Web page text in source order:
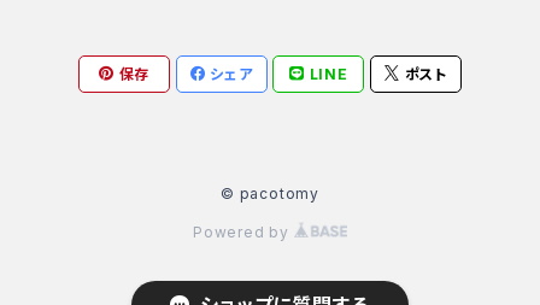
保存 シェア LINE ポスト
© pacotomy
Powered by